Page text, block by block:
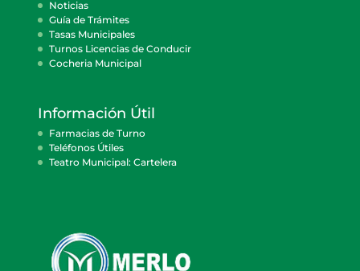
Noticias
Guía de Trámites
Tasas Municipales
Turnos Licencias de Conducir
Cocheria Municipal
Información Útil
Farmacias de Turno
Teléfonos Útiles
Teatro Municipal: Cartelera